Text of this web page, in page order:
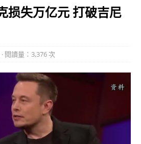
损失万亿元 打破吉尼
閱讀量：3,376 次